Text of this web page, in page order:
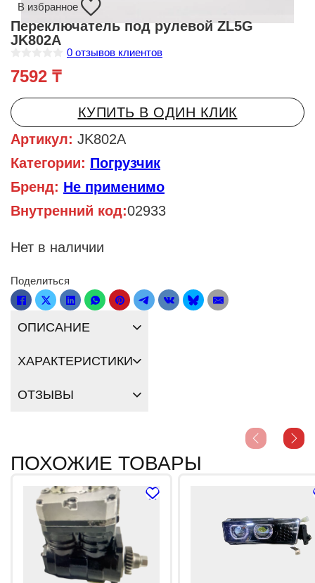
В избранное
Переключатель под рулевой ZL5G
JK802A
ц
е
к
а
0
и
з
5
0 отзывов клиентов
7592 ₸
КУПИТЬ В ОДИН КЛИК
Артикул: JK802A
Категории: Погрузчик
Бренд: Не применимо
Внутренний код:02933
Нет в наличии
Поделиться
ОПИСАНИЕ
ХАРАКТЕРИСТИКИ
ОТЗЫВЫ
ПОХОЖИЕ ТОВАРЫ